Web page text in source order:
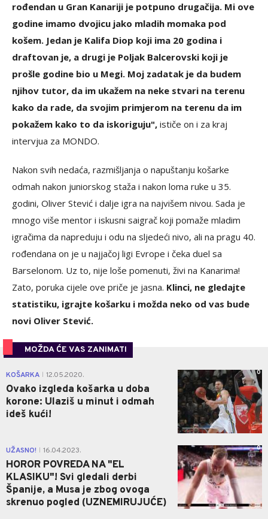
rođendan u Gran Kanariji je potpuno drugačija. Mi ove
godine imamo dvojicu jako mladih momaka pod
košem. Jedan je Kalifa Diop koji ima 20 godina i
draftovan je, a drugi je Poljak Balcerovski koji je
prošle godine bio u Megi. Moj zadatak je da budem
njihov tutor, da im ukažem na neke stvari na terenu
kako da rade, da svojim primjerom na terenu da im
pokažem kako to da iskoriguju", ističe on i za kraj
intervjua za MONDO.
Nakon svih nedaća, razmišljanja o napuštanju košarke
odmah nakon juniorskog staža i nakon loma ruke u 35.
godini, Oliver Stević i dalje igra na najvišem nivou. Sada je
mnogo više mentor i iskusni saigrač koji pomaže mladim
igračima da napreduju i odu na sljedeći nivo, ali na pragu 40.
rođendana on je u najjačoj ligi Evrope i čeka duel sa
Barselonom. Uz to, nije loše pomenuti, živi na Kanarima!
Zato, poruka cijele ove priče je jasna. Klinci, ne gledajte
statistiku, igrajte košarku i možda neko od vas bude
novi Oliver Stević.
MOŽDA ĆE VAS ZANIMATI
KOŠARKA 12.05.2020.
Ovako izgleda košarka u doba
korone: Ulaziš u minut i odmah
ideš kući!
0
UŽASNO! 16.04.2023.
HOROR POVREDA NA "EL
KLASIKU"! Svi gledali derbi
Španije, a Musa je zbog ovoga
skrenuo pogled (UZNEMIRUJUĆE)
0